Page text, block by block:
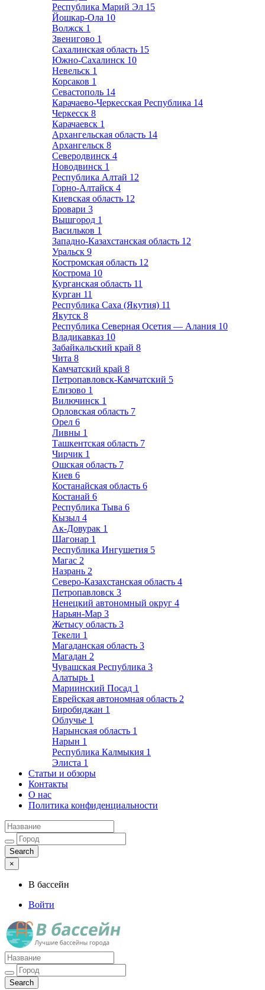
Республика Марий Эл 15
Йошкар-Ола 10
Волжск 1
Звенигово 1
Сахалинская область 15
Южно-Сахалинск 10
Невельск 1
Корсаков 1
Севастополь 14
Карачаево-Черкесская Республика 14
Черкесск 8
Карачаевск 1
Архангельская область 14
Архангельск 8
Северодвинск 4
Новодвинск 1
Республика Алтай 12
Горно-Алтайск 4
Киевская область 12
Бровари 3
Вышгород 1
Васильков 1
Западно-Казахстанская область 12
Уральск 9
Костромская область 12
Кострома 10
Курганская область 11
Курган 11
Республика Саха (Якутия) 11
Якутск 8
Республика Северная Осетия — Алания 10
Владикавказ 10
Забайкальский край 8
Чита 8
Камчатский край 8
Петропавловск-Камчатский 5
Елизово 1
Вилючинск 1
Орловская область 7
Орел 6
Ливны 1
Ташкентская область 7
Чирчик 1
Ошская область 7
Киев 6
Костанайская область 6
Костанай 6
Республика Тыва 6
Кызыл 4
Ак-Довурак 1
Шагонар 1
Республика Ингушетия 5
Магас 2
Назрань 2
Северо-Казахстанская область 4
Петропавловск 3
Ненецкий автономный округ 4
Нарьян-Мар 3
Жетысу область 3
Текели 1
Магаданская область 3
Магадан 2
Чувашская Республика 3
Алатырь 1
Мариинский Посад 1
Еврейская автономная область 2
Биробиджан 1
Облучье 1
Нарынская область 1
Нарын 1
Республика Калмыкия 1
Элиста 1
Статьи и обзоры
Контакты
О нас
Политика конфиденциальности
×
В бассейн
Войти
Лучшие бассейны города